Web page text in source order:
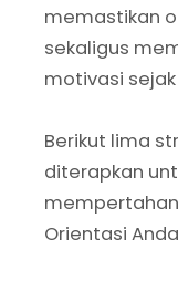
memastikan
sekaligus
motivasi
Berikut lima
diterapkan
Orientasi